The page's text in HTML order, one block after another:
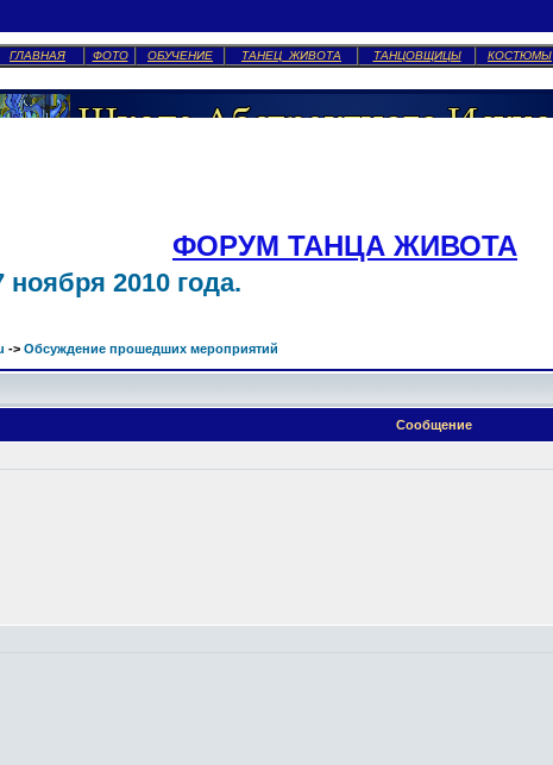
ГЛАВНАЯ ФОТО ОБУЧЕНИЕ ТАНЕЦ ЖИВОТА ТАНЦОВЩИЦЫ КОСТЮМЫ
ФОРУМ ТАНЦА ЖИВОТА
2010 года.
-> Обсуждение прошедших мероприятий
Сообщение